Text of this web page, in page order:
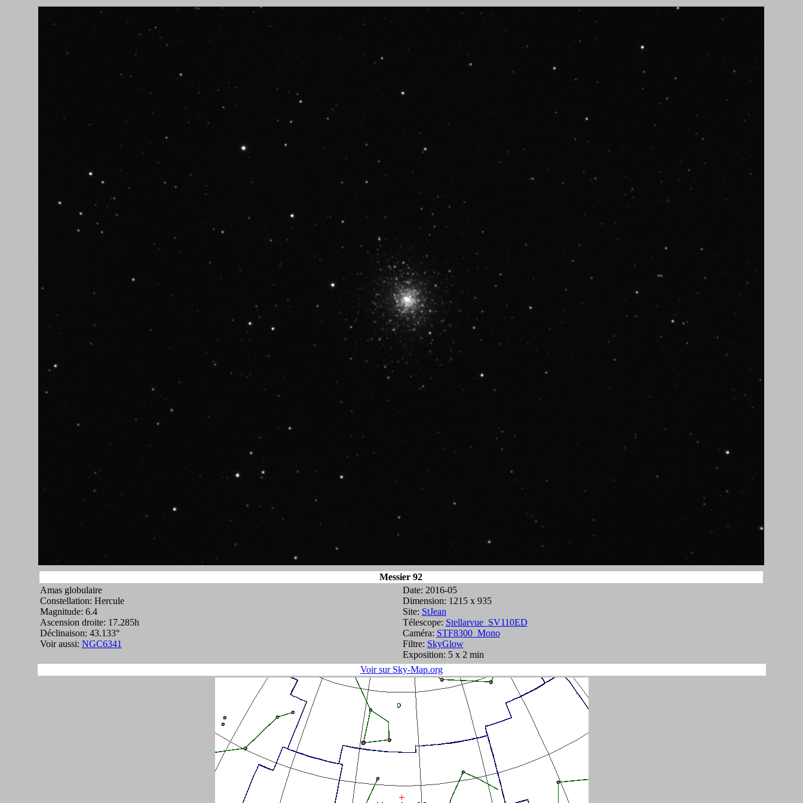
Messier 92
Amas globulaire
Constellation: Hercule
Magnitude: 6.4
Ascension droite: 17.285h
Déclinaison: 43.133°
Voir aussi: NGC6341
Date: 2016-05
Dimension: 1215 x 935
Site: StJean
Télescope: Stellarvue_SV110ED
Caméra: STF8300_Mono
Filtre: SkyGlow
Exposition: 5 x 2 min
Voir sur Sky-Map.org